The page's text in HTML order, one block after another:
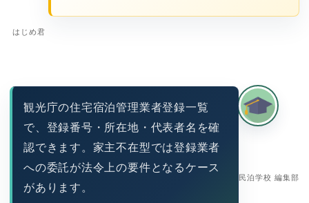
はじめ君
民泊学校 編集部
観光庁の住宅宿泊管理業者登録一覧
で、登録番号・所在地・代表者名を確
認できます。家主不在型では登録業者
への委託が法令上の要件となるケース
があります。